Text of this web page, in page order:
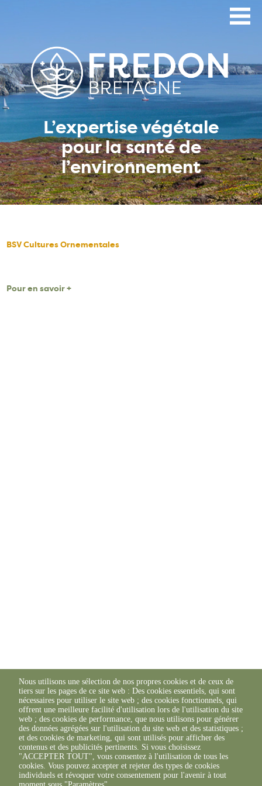
L’expertise végétale
pour la santé de
l’environnement
BSV Cultures Ornementales
Pour en savoir +
Nous utilisons une sélection de nos propres cookies et de ceux de
tiers sur les pages de ce site web : Des cookies essentiels, qui sont
nécessaires pour utiliser le site web ; des cookies fonctionnels, qui
offrent une meilleure facilité d'utilisation lors de l'utilisation du site
web ; des cookies de performance, que nous utilisons pour générer
des données agrégées sur l'utilisation du site web et des statistiques ;
et des cookies de marketing, qui sont utilisés pour afficher des
contenus et des publicités pertinents. Si vous choisissez
"ACCEPTER TOUT", vous consentez à l'utilisation de tous les
cookies. Vous pouvez accepter et rejeter des types de cookies
individuels et révoquer votre consentement pour l'avenir à tout